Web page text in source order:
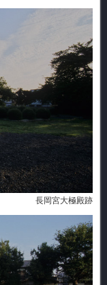
長岡宮大極殿跡